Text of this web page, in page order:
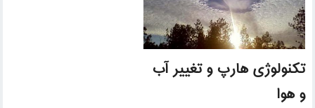
تکنولوژی هارپ و تغییر آب
و هوا